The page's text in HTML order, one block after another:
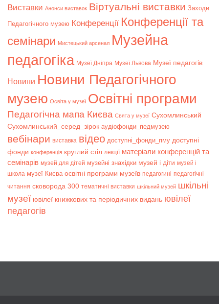
Bиставки Анонси виставок Віртуальні виставки Заходи
Педагогічного музею Конференції Конференції та
семінари Мистецький арсенал Музейна
педагогіка Музеї Дніпра Музеї Львова Музеї педагогів
Новини Новини Педагогічного
музею Освіта у музеї Освітні програми
Педагогічна мапа Києва Свята у музеї Сухомлинський
Сухомлинський_серед_зірок аудіофонди_педмузею
вебінари виставка відео доступні_фонди_пму доступні
фонди конференція круглий стіл лекції матеріали конференцій та
семінарів музей для дітей музейні знахідки музей і діти музей і
школа музеї Києва освітні програми музеїв педагогині педагогічні
читання сковорода 300 тематичні виставки шкільний музей шкільні
музеї ювілеї книжкових та періодичних видань ювілеї
педагогів